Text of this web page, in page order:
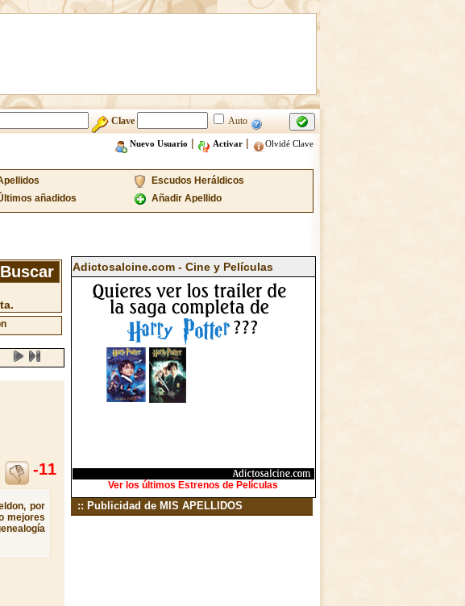
Clave Auto
Nuevo Usuario | Activar| Olvidé Clave
Escudos Heráldicos
añadidos Añadir Apellido
-11
por
mejores
Adictosalcine.com - Cine y Películas
Ver los últimos Estrenos de Películas
:: Publicidad de MIS APELLIDOS